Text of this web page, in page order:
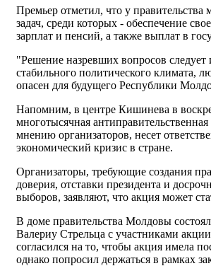
Премьер отметил, что у
задач, среди которых - обеспечение
зарплат и пенсий, а также выплат в
"Решение назревших вопросов следует
стабильного политического климата,
опасен для будущего Республики
Напомним, в центре Кишинева в
многотысячная
мнению организаторов, несет
экономический кризис в стране.
Организаторы, требующие создания
доверия, отставки президента и
выборов, заявляют, что акция может
В доме правительства Молдовы
Валериу Стрельца с участниками
согласился на то, чтобы акция имела
однако попросил держаться в рамках